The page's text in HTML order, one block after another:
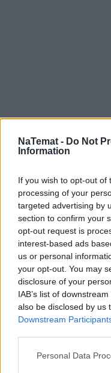
NaTemat - Do Not
Information
If you wish to opt-out of
processing of your
targeted advertising by
section to confirm your
opt-out request is
interest-based ads
us or personal
your opt-out. You may
disclosure of your
IAB’s list of
also be disclosed by us
Downstream
Personal Data
"Powiedziałem F.,